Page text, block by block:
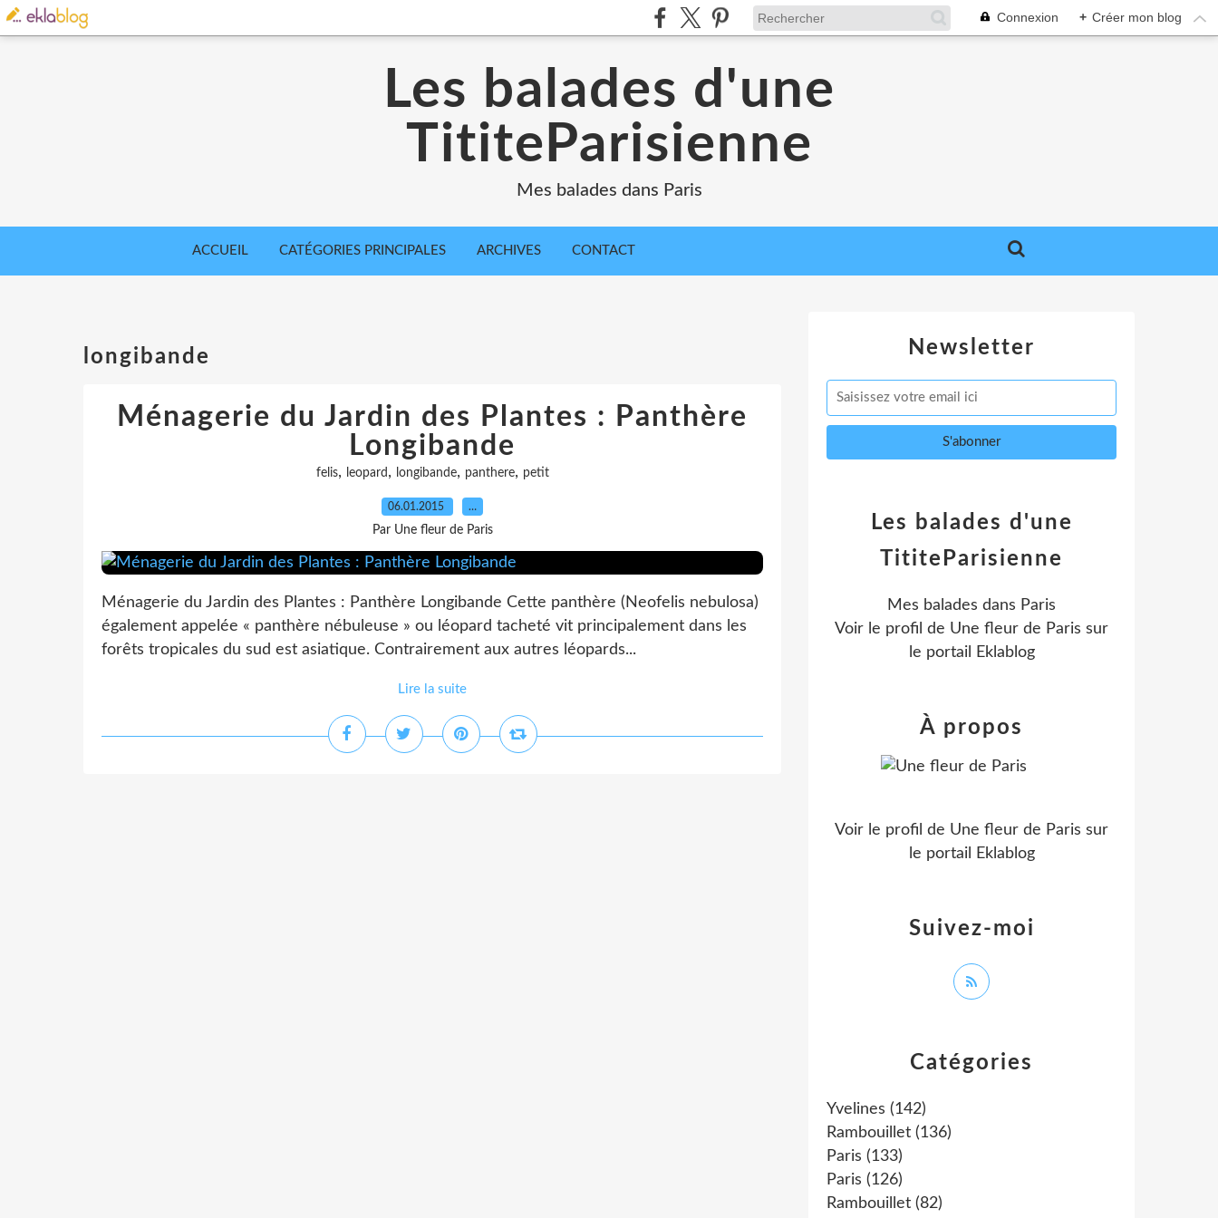
Connexion + Créer mon blog
Les balades d'une
TititeParisienne
Mes balades dans Paris
ACCUEIL CATÉGORIES PRINCIPALES ARCHIVES CONTACT
longibande
Ménagerie du Jardin des Plantes : Panthère
Longibande
felis, leopard , longibande, panthere, petit
06.01.2015 …
Par Une fleur de Paris
Ménagerie du Jardin des Plantes : Panthère Longibande Cette panthère (Neofelis nebulosa)
également appelée « panthère nébuleuse » ou léopard tacheté vit principalement dans les
forêts tropicales du sud est asiatique. Contrairement aux autres léopards...
Lire la suite
Newsletter
Catégories
Yvelines (142)
Rambouillet (136)
Paris (133)
Paris (126)
Rambouillet (82)
Les balades d'une
TititeParisienne
Mes balades dans Paris
Voir le profil de Une fleur de Paris sur
le portail Eklablog
Suivez-moi
À propos
Voir le profil de Une fleur de Paris sur
le portail Eklablog